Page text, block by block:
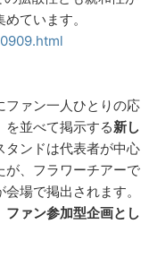
ています。
ファン一人ひとりの応
を並べて掲示する新し
タンドは代表者が中心
が、フラワーチアーで
場で掲出されます。
ファン参加型企画とし